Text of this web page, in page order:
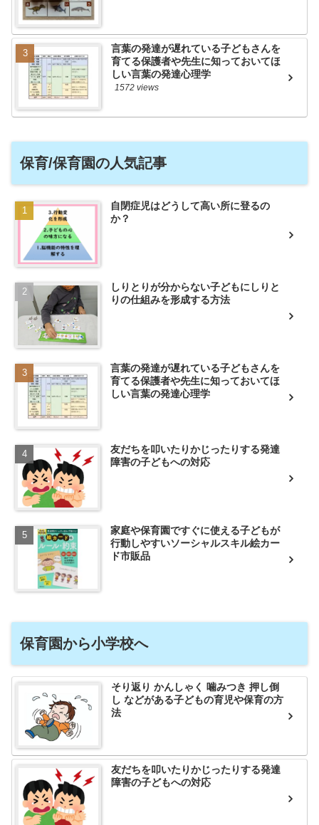
言葉の発達が遅れている子どもさんを
育てる保護者や先生に知っておいてほ
しい言葉の発達心理学
1572 views
保育/保育園の人気記事
自閉症児はどうして高い所に登るの
か？
しりとりが分からない子どもにしりと
りの仕組みを形成する方法
言葉の発達が遅れている子どもさんを
育てる保護者や先生に知っておいてほ
しい言葉の発達心理学
友だちを叩いたりかじったりする発達
障害の子どもへの対応
家庭や保育園ですぐに使える子どもが
行動しやすいソーシャルスキル絵カー
ド市販品
保育園から小学校へ
そり返り かんしゃく 噛みつき 押し倒
し などがある子どもの育児や保育の方
法
友だちを叩いたりかじったりする発達
障害の子どもへの対応